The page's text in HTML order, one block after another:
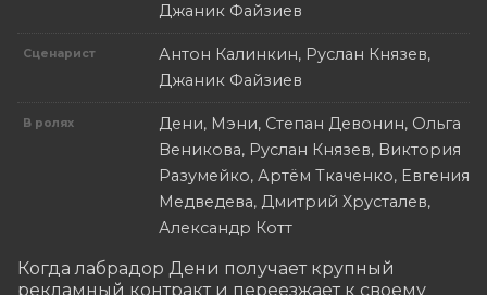
Джаник Файзиев
Сценарист
Антон Калинкин, Руслан Князев,
Джаник Файзиев
В ролях
Дени, Мэни, Степан Девонин, Ольга
Веникова, Руслан Князев, Виктория
Разумейко, Артём Ткаченко, Евгения
Медведева, Дмитрий Хрусталев,
Александр Котт
Когда лабрадор Дени получает крупный
рекламный контракт и переезжает к своему